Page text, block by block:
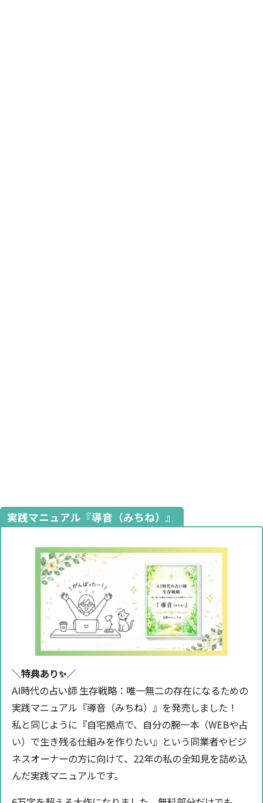
実践マニュアル『導音（みちね）』
＼特典あり✨️／
AI時代の占い師 生存戦略：唯一無二の存在になるための
実践マニュアル『導音（みちね）』を発売しました！
私と同じように『自宅拠点で、自分の腕一本（WEBや占
い）で生き残る仕組みを作りたい』という同業者やビジ
ネスオーナーの方に向けて、22年の私の全知見を詰め込
んだ実践マニュアルです。